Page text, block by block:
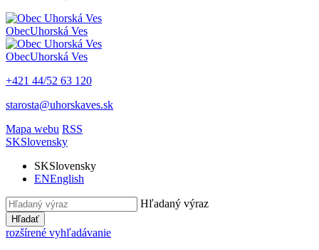
ObecUhorská Ves
ObecUhorská Ves
+421 44/52 63 120
starosta@uhorskaves.sk
Mapa webu RSS
SKSlovensky
SKSlovensky
ENEnglish
Hľadaný výraz
Hľadať
rozšírené vyhľadávanie